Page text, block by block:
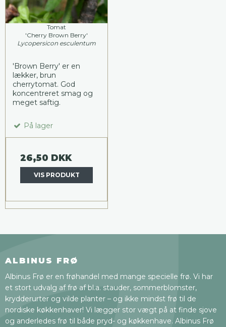
Tomat
'Cherry Brown Berry'
Lycopersicon esculentum
'Brown Berry' er en
lækker, brun
cherrytomat. God
koncentreret smag og
meget saftig.
På lager
26,50 DKK
VIS PRODUKT
ALBINUS FRØ
Albinus Frø er en frøhandel med mange specielle frø. Vi har
et stort udvalg af frø af bl.a. stauder, sommerblomster,
krydderurter og vilde planter – og ikke mindst frø til de
nordiske køkkenhaver! Vi lægger stor vægt på at finde sjove
og anderledes frø til både pryd- og køkkenhave. Albinus Frø